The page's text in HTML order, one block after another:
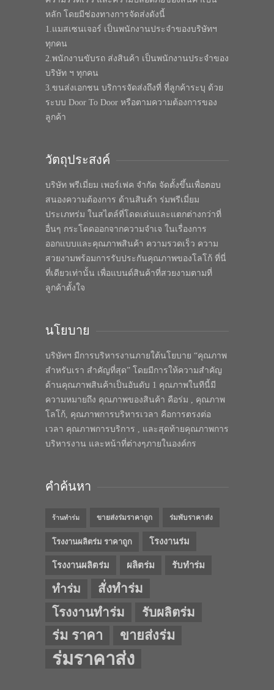
หลัก โดยมีช่องทางการจัดส่งดังนี้
1.แมสเซนเจอร์ เป็นพนักงานประจำของบริษัทฯ
ทุกคน
2.พนักงานขับรถ ส่งสินค้า เป็นพนักงานประจำของ
บริษัท ฯ ทุกคน
3.ขนส่งเอกชน บริการจัดส่งถึงที่ ที่ลูกค้าระบุ ด้วย
ระบบ Door To Door หรือตามความต้องการของ
ลูกค้า
วัตถุประสงค์
บริษัท พรีเมี่ยม เพอร์เฟค จำกัด จัดตั้งขึ้นเพื่อตอบ
สนองความต้องการ ด้านสินค้า ร่มพรีเมี่ยม
ประเภทร่ม ในสไตล์ที่โดดเด่นและแตกต่างกว่าที่
อื่นๆ กระโดดออกจากความจำเจ ในเรื่องการ
ออกแบบและคุณภาพสินค้า ความรวดเร็ว ความ
สวยงามพร้อมการรับประกันคุณภาพของโลโก้ ที่นี่
ที่เดียวเท่านั้น เพื่อแบนด์สินค้าที่สวยงามตามที่
ลูกค้าตั้งใจ
นโยบาย
บริษัทฯ มีการบริหารงานภายใต้นโยบาย “คุณภาพ
สำหรับเรา สำคัญที่สุด” โดยมีการให้ความสำคัญ
ด้านคุณภาพสินค้าเป็นอันดับ 1 คุณภาพในทีนี้มี
ความหมายถึง คุณภาพของสินค้า คือร่ม , คุณภาพ
โลโก้, คุณภาพการบริหารเวลา คือการตรงต่อ
เวลา คุณภาพการบริการ , และสุดท้ายคุณภาพการ
บริหารงาน และหน้าที่ต่างๆภายในองค์กร
คำค้นหา
ร้านทำร่ม ขายส่งร่มราคาถูก ร่มพับราคาส่ง
โรงงานผลิตร่ม ราคาถูก โรงงานร่ม
โรงงานผลิตร่ม ผลิตร่ม รับทำร่ม
ทำร่ม
สั่งทำร่ม
โรงงานทำร่ม
รับผลิตร่ม
ร่ม ราคา ขายส่งร่ม
ร่มราคาส่ง